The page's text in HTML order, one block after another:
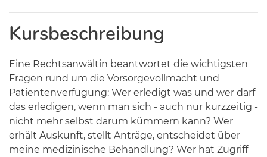
Kursbeschreibung
Eine Rechtsanwältin beantwortet die wichtigsten
Fragen rund um die Vorsorgevollmacht und
Patientenverfügung: Wer erledigt was und wer darf
das erledigen, wenn man sich - auch nur kurzzeitig -
nicht mehr selbst darum kümmern kann? Wer
erhält Auskunft, stellt Anträge, entscheidet über
meine medizinische Behandlung? Wer hat Zugriff